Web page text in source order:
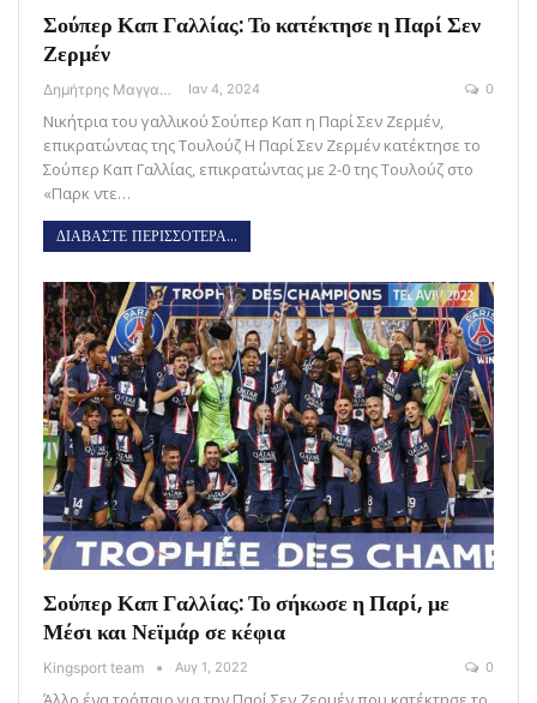
Σούπερ Καπ Γαλλίας: Το κατέκτησε η Παρί Σεν
Ζερμέν
Δημήτρης Μαγγανάρης Ιαν 4, 2024 0
Νικήτρια του γαλλικού Σούπερ Καπ η Παρί Σεν Ζερμέν,
επικρατώντας της Τουλούζ Η Παρί Σεν Ζερμέν κατέκτησε το
Σούπερ Καπ Γαλλίας, επικρατώντας με 2-0 της Τουλούζ στο
«Παρκ ντε…
ΔΙΑΒΑΣΤΕ ΠΕΡΙΣΣΟΤΕΡΑ...
Σούπερ Καπ Γαλλίας: Το σήκωσε η Παρί, με
Μέσι και Νεϊμάρ σε κέφια
Kingsport team Αυγ 1, 2022 0